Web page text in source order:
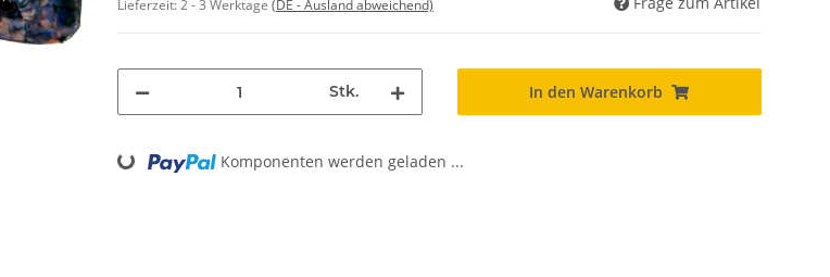
Lieferzeit:2 - 3 Werktage (DE - Ausland abweichend)
Stk. In den Warenkorb
Loading... Komponenten werden geladen ...